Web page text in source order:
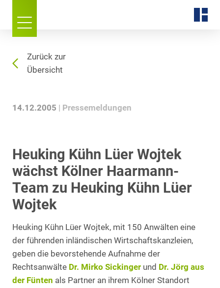
Zurück zur
Übersicht
14.12.2005 Pressemeldungen
Heuking Kühn Lüer Wojtek
wächst Kölner Haarmann-
Team zu Heuking Kühn Lüer
Wojtek
Heuking Kühn Lüer Wojtek, mit 150 Anwälten eine
der führenden inländischen Wirtschaftskanzleien,
geben die bevorstehende Aufnahme der
Rechtsanwälte Dr. Mirko Sickinger und Dr. Jörg aus
der Fünten als Partner an ihrem Kölner Standort